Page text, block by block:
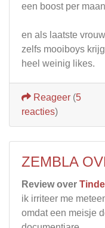
een boost per
en als laatste
zelfs mooiboys
heel weinig likes.
Reageer (5
reacties)
ZEMBLA
Review over
ik irriteer me
omdat een meisje